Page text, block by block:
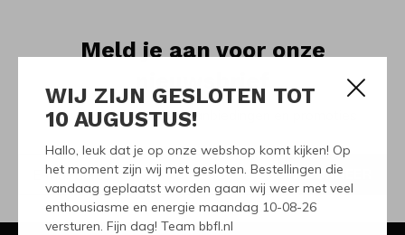
WIJ ZIJN GESLOTEN TOT
10 AUGUSTUS!
Hallo, leuk dat je op onze webshop komt kijken! Op
het moment zijn wij met gesloten. Bestellingen die
vandaag geplaatst worden gaan wij weer met veel
enthousiasme en energie maandag 10-08-26
versturen. Fijn dag! Team bbfl.nl
Meld je aan voor onze
Ontvang de nieuwste aanbiedingen en promoties
ABONNEER